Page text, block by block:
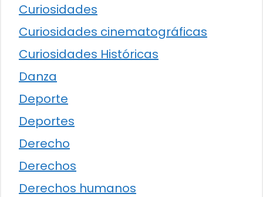
Curiosidades
Curiosidades cinematográficas
Curiosidades Históricas
Danza
Deporte
Deportes
Derecho
Derechos
Derechos humanos